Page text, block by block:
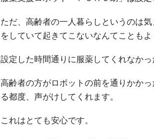
ただ、高齢者の一人暮らしというのは
をしていて起きてこないなんてこともよ
設定した時間通りに服薬してくれなかっ
高齢者の方がロボットの前を通りかか
る都度、声がけしてくれます。
これはとても安心です。